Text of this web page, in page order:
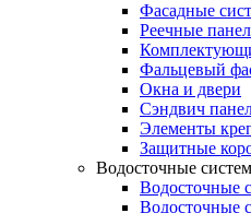
Фасадные
Реечные
Фальцевый
Окна и двери
Сэндвич
Элементы
Защитные
Водосточные
Водосточные
Водосточные